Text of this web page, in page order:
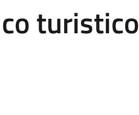
turistico